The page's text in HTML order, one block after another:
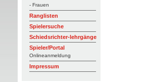
- Frauen
Ranglisten
Spielersuche
Schiedsrichter-lehrgänge
Spieler/Portal
Onlineanmeldung
Impressum